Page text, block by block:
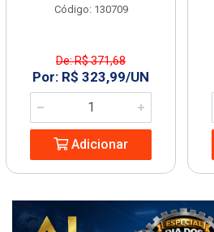
Código: 130709
De: R$ 371,68
Por: R$ 323,99/UN
Adicionar